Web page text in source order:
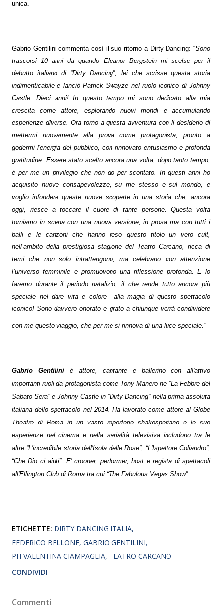
unica.
Gabrio Gentilini commenta così il suo ritorno a Dirty Dancing: “Sono
trascorsi 10 anni da quando Eleanor Bergstein mi scelse per il
debutto italiano di “Dirty Dancing”, lei che scrisse questa storia
indimenticabile e lanciò Patrick Swayze nel ruolo iconico di Johnny
Castle. Dieci anni! In questo tempo mi sono dedicato alla mia
crescita come attore, esplorando nuovi mondi e accumulando
esperienze diverse. Ora torno a questa avventura con il desiderio di
mettermi nuovamente alla prova come protagonista, pronto a
godermi l'energia del pubblico, con rinnovato entusiasmo e profonda
gratitudine. Essere stato scelto ancora una volta, dopo tanto tempo,
è per me un privilegio che non do per scontato. In questi anni ho
acquisito nuove consapevolezze, su me stesso e sul mondo, e
voglio infondere queste nuove scoperte in una storia che, ancora
oggi, riesce a toccare il cuore di tante persone. Questa volta
torniamo in scena con una nuova versione, in prosa ma con tutti i
balli e le canzoni che hanno reso questo titolo un vero cult,
nell’ambito della prestigiosa stagione del Teatro Carcano, ricca di
temi che non solo intrattengono, ma celebrano con attenzione
l’universo femminile e promuovono una riflessione profonda. E lo
faremo durante il periodo natalizio, il che rende tutto ancora più
speciale nel dare vita e colore
alla magia di questo spettacolo
iconico! Sono davvero onorato e grato a chiunque vorrà condividere
con me questo viaggio, che per me si rinnova di una luce speciale.”
Gabrio Gentilini è attore, cantante e ballerino con all'attivo
importanti ruoli da protagonista come Tony Manero ne “La Febbre del
Sabato Sera” e Johnny Castle in “Dirty Dancing” nella prima assoluta
italiana dello spettacolo nel 2014. Ha lavorato come attore al Globe
Theatre di Roma in un vasto repertorio shakesperiano e le sue
esperienze nel cinema e nella serialità televisiva includono tra le
altre “L'incredibile storia dell'Isola delle Rose”, “L'Ispettore Coliandro”,
“Che Dio ci aiuti”. E' crooner, performer, host e regista di spettacoli
all'Ellington Club di Roma tra cui “The Fabulous Vegas Show”.
ETICHETTE: DIRTY DANCING ITALIA
FEDERICO BELLONE GABRIO GENTILINI
PH VALENTINA CIAMPAGLIA TEATRO CARCANO
CONDIVIDI
Commenti